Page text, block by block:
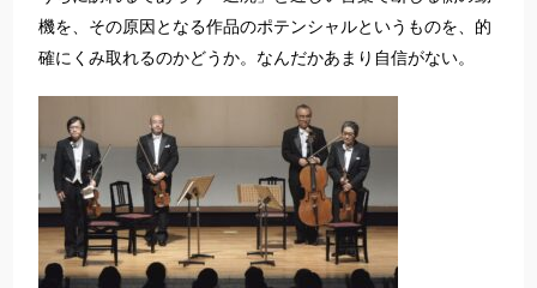
機を、その原因となる作品のポテンシャルというものを、的
確にくみ取れるのかどうか。なんだかあまり自信がない。